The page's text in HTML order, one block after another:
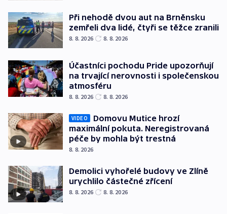
Při nehodě dvou aut na Brněnsku
zemřeli dva lidé, čtyři se těžce zranili
8. 8. 2026 8. 8. 2026
Účastníci pochodu Pride upozorňují
na trvající nerovnosti i společenskou
atmosféru
8. 8. 2026 8. 8. 2026
VIDEO
Domovu Mutice hrozí
maximální pokuta. Neregistrovaná
péče by mohla být trestná
8. 8. 2026
Demolici vyhořelé budovy ve Zlíně
urychlilo částečné zřícení
8. 8. 2026 8. 8. 2026